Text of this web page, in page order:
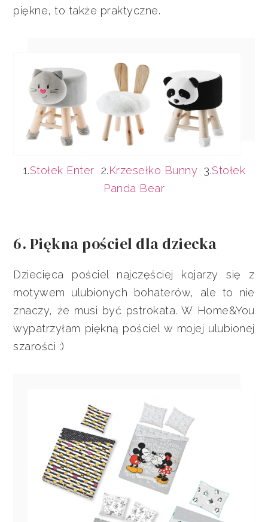
piękne, to także praktyczne.
1.Stołek Enter 2.Krzesełko Bunny 3.Stołek
Panda Bear
6. Piękna pościel dla dziecka
Dziecięca pościel najczęściej kojarzy się z
motywem ulubionych bohaterów, ale to nie
znaczy, że musi być pstrokata. W Home&You
wypatrzyłam piękną pościel w mojej ulubionej
szarości :)